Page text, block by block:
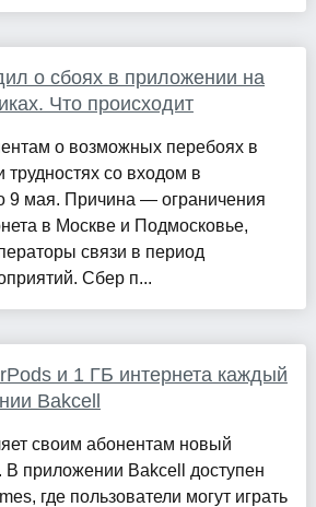
о сбоях в приложении на
Что происходит
о возможных перебоях в
трудностях со входом в
9 мая. Причина — ограничения
в Москве и Подмосковье,
связи в период
Сбер п...
и 1 ГБ интернета каждый
Bakcell
своим абонентам новый
приложении Bakcell доступен
где пользователи могут играть